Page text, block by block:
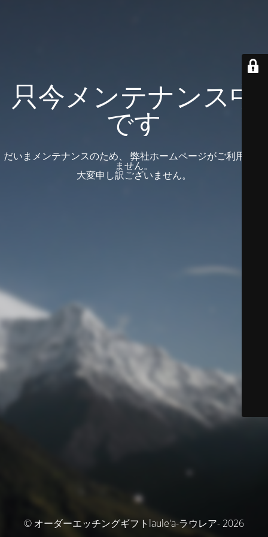
只今メンテナンス中
です
だいまメンテナンスのため、 弊社ホームページがご利用頂け
ません。
大変申し訳ございません。
© オーダーエッチングギフトlaule'a-ラウレア- 2026